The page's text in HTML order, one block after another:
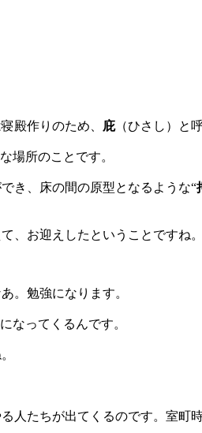
殿作りのため、 庇（ひさし）と
場所のことです。
き、床の間の原型となるような“
、お迎えしたということですね。
。勉強になります。
なってくるんです。
たちが出てくるのです。室町